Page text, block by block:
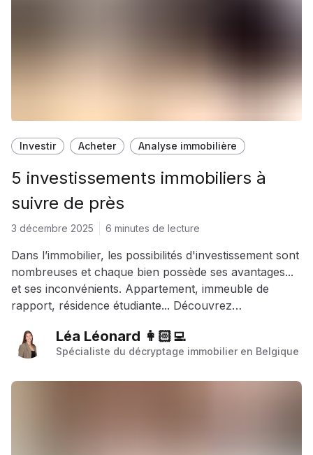
Investir Acheter Analyse immobilière
5 investissements immobiliers à
suivre de près
3 décembre 2025 6 minutes de lecture
Dans l’immobilier, les possibilités d'investissement sont
nombreuses et chaque bien possède ses avantages...
et ses inconvénients. Appartement, immeuble de
rapport, résidence étudiante... Découvrez
Léa Léonard 👩🏻‍💻
Spécialiste du décryptage immobilier en Belgique